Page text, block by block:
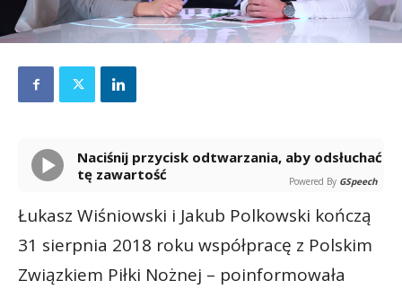
Naciśnij przycisk odtwarzania, aby odsłuchać
tę zawartość
Powered By GSpeech
Łukasz Wiśniowski i Jakub Polkowski kończą
31 sierpnia 2018 roku współpracę z Polskim
Związkiem Piłki Nożnej – poinformowała